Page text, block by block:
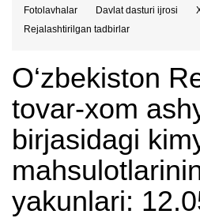
Fotolavhalar
Davlat dasturi ijrosi
Rejalashtirilgan tadbirlar
O‘zbekiston
tovar-xom
birjasidagi
yakunlari: